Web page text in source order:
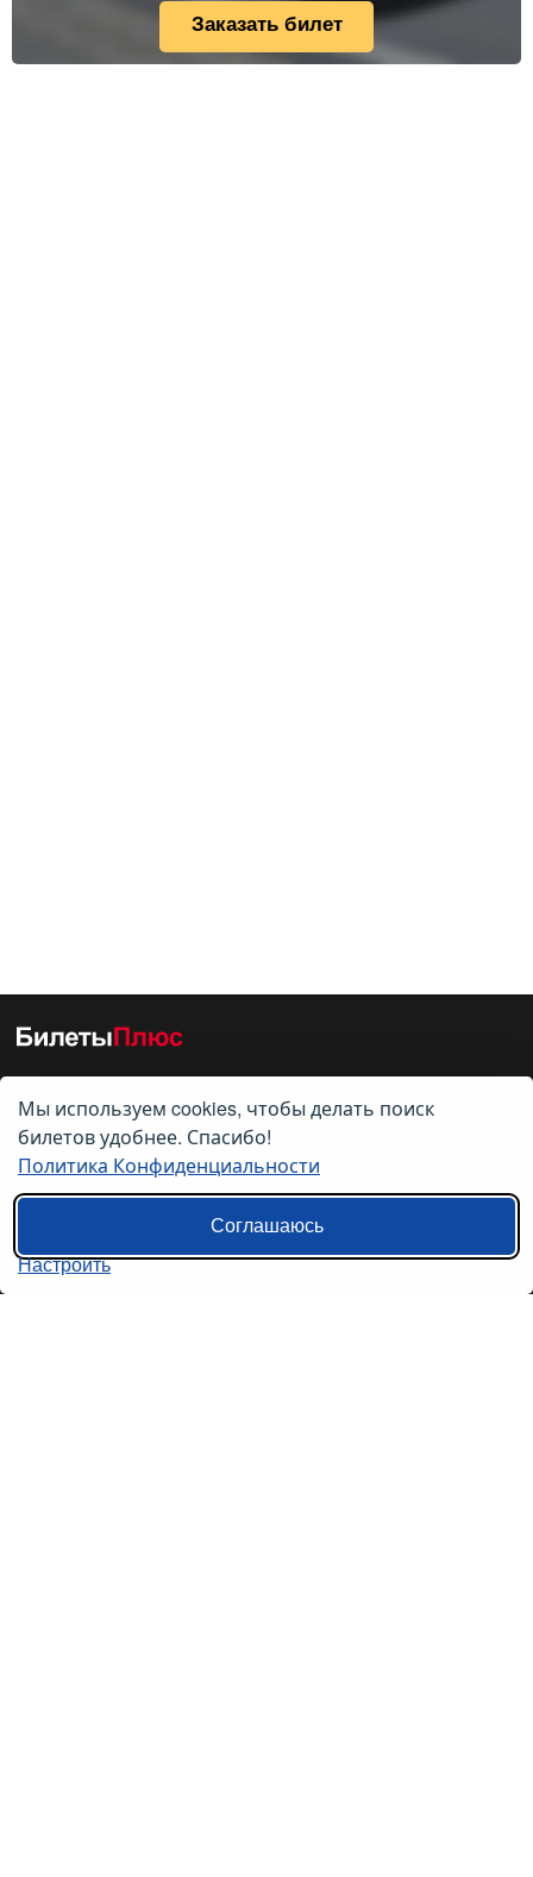
Заказать билет
О нас
О компании
Контакты
Пользовательское соглашение
Мы используем cookies, чтобы делать поиск
билетов удобнее. Спасибо!
Политика Конфиденциальности
Соглашаюсь
Настроить